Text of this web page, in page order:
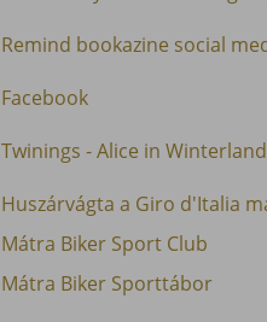
Remind bookazine social
Facebook
Twinings - Alice in
Huszárvágta a Giro d'Italia
Mátra Biker Sport Club
Mátra Biker Sporttábor